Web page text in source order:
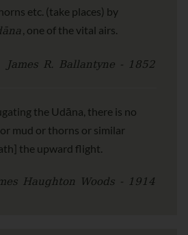
etc. (take places) by
, one of the vital airs.
James R. Ballantyne - 1852
the Udāna, there is no
mud or thorns or similar
the upward flight.
Haughton Woods - 1914